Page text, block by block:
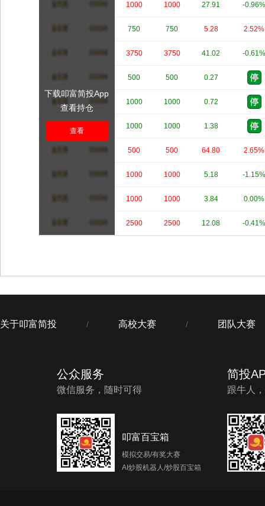
1000 1000 27.91 -
750 750 5.28 2.52%
3750 3750 41.02 -
500 500 0.27
**** 1000 1000 0.72
1000 1000 1.38
500 500 64.80 2.65%
1000 1000 5.18 -
1000 1000 3.84 0.00%
2500 2500 12.08 -
下载叩富简投App
查看持仓
查看
关于叩富简投 / 高校大赛 / 团队大赛
公众服务
微信服务，随时可得
叩富百宝箱
模拟交易/有奖大赛
AI炒股机器人/炒股百宝箱
简投
跟牛人